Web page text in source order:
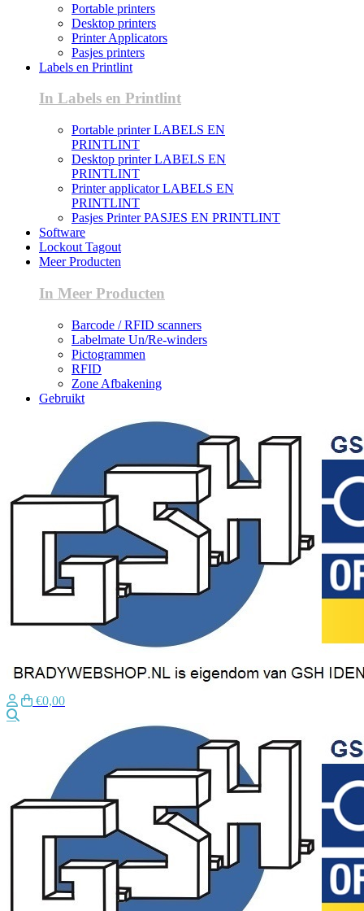
Portable printers
Desktop printers
Printer Applicators
Pasjes printers
Labels en Printlint
In Labels en Printlint
Portable printer LABELS EN
PRINTLINT
Desktop printer LABELS EN
PRINTLINT
Printer applicator LABELS EN
PRINTLINT
Pasjes Printer PASJES EN PRINTLINT
Software
Lockout Tagout
Meer Producten
In Meer Producten
Barcode / RFID scanners
Labelmate Un/Re-winders
Pictogrammen
RFID
Zone Afbakening
Gebruikt
€0,00